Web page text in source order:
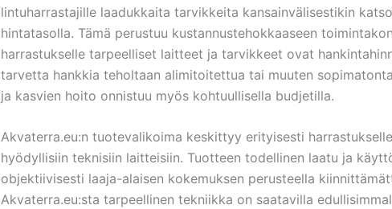
lintuharrastajille laadukkaita tarvikkeita kansainvälisestikin
hintatasolla. Tämä perustuu kustannustehokkaaseen
harrastukselle tarpeelliset laitteet ja tarvikkeet ovat
tarvetta hankkia teholtaan alimitoitettua tai muuten
ja kasvien hoito onnistuu myös kohtuullisella budjetilla.
Akvaterra.eu:n tuotevalikoima keskittyy erityisesti
hyödyllisiin teknisiin laitteisiin. Tuotteen todellinen laatu ja
objektiivisesti laaja-alaisen kokemuksen perusteella
Akvaterra.eu:sta tarpeellinen tekniikka on saatavilla